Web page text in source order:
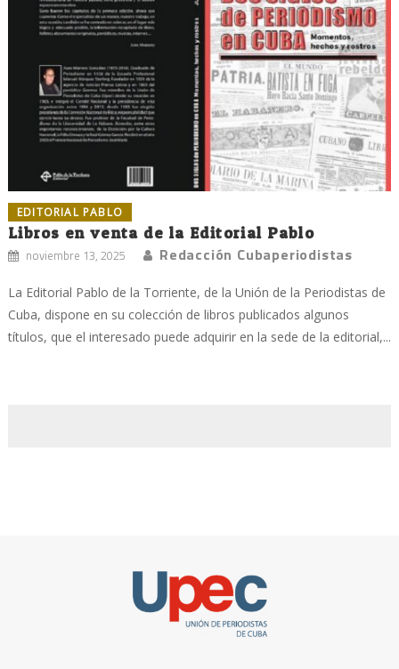
EDITORIAL PABLO
Libros en venta de la Editorial Pablo
noviembre 13, 2025 Redacción Cubaperiodistas
La Editorial Pablo de la Torriente, de la Unión de la Periodistas de
Cuba, dispone en su colección de libros publicados algunos
títulos, que el interesado puede adquirir en la sede de la editorial,...